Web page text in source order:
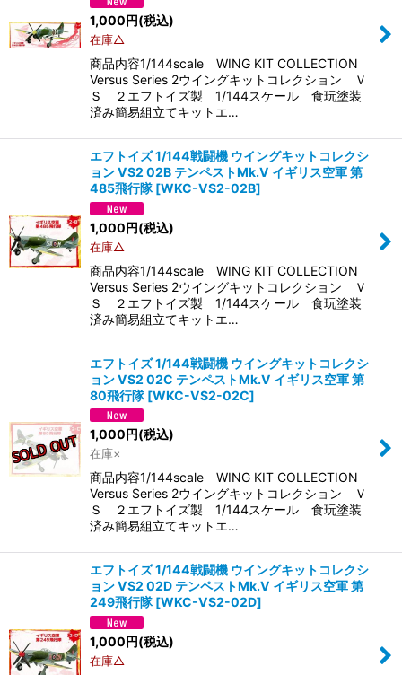
1,000円(税込)
在庫△
商品内容1/144scale WING KIT COLLECTION
Versus Series 2ウイングキットコレクション Ｖ
Ｓ ２エフトイズ製 1/144スケール 食玩塗装
済み簡易組立てキットエ…
エフトイズ 1/144戦闘機 ウイングキットコレクシ
ョン VS2 02B テンペストMk.V イギリス空軍 第
485飛行隊 [WKC-VS2-02B]
1,000円(税込)
在庫△
商品内容1/144scale WING KIT COLLECTION
Versus Series 2ウイングキットコレクション Ｖ
Ｓ ２エフトイズ製 1/144スケール 食玩塗装
済み簡易組立てキットエ…
エフトイズ 1/144戦闘機 ウイングキットコレクシ
ョン VS2 02C テンペストMk.V イギリス空軍 第
80飛行隊 [WKC-VS2-02C]
1,000円(税込)
在庫×
商品内容1/144scale WING KIT COLLECTION
Versus Series 2ウイングキットコレクション Ｖ
Ｓ ２エフトイズ製 1/144スケール 食玩塗装
済み簡易組立てキットエ…
エフトイズ 1/144戦闘機 ウイングキットコレクシ
ョン VS2 02D テンペストMk.V イギリス空軍 第
249飛行隊 [WKC-VS2-02D]
1,000円(税込)
在庫△